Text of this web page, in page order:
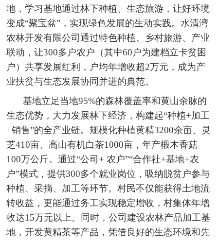
地，学习基地通过林下种植、生态旅游，让好环境
变成“聚宝盆”，实现绿色发展的生动实践。水清湾
农林开发有限公司通过特色种植、乡村旅游、产业
联动，让300多户农户（其中60户为建档立卡贫困
户）共享发展红利，户均年增收超2万元，成为产
业扶贫与生态发展协同并进的典范。
基地立足当地95%的森林覆盖率和黄山余脉的
生态优势，大力发展林下经济，构建起“种植+加工
+销售”的全产业链。规模化种植黄精3200余亩、灵
芝410亩、高山有机白茶1000亩，年产椴木香菇
100万公斤。通过“公司+ 农户”“合作社+基地+农
户”模式，提供300多个就业岗位，吸纳脱贫户参与
种植、采摘、加工等环节。村民不仅能获得土地流
转收益，更能通过务工实现稳定增收，村集体年增
收达15万元以上。同时，公司建设农林产品加工基
地，开发黄精茶等产品，凭借良好的生态环境和先